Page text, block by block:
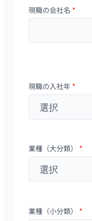
現職の会社名 *
現職の入社年 *
業種（大分類） *
業種（小分類） *